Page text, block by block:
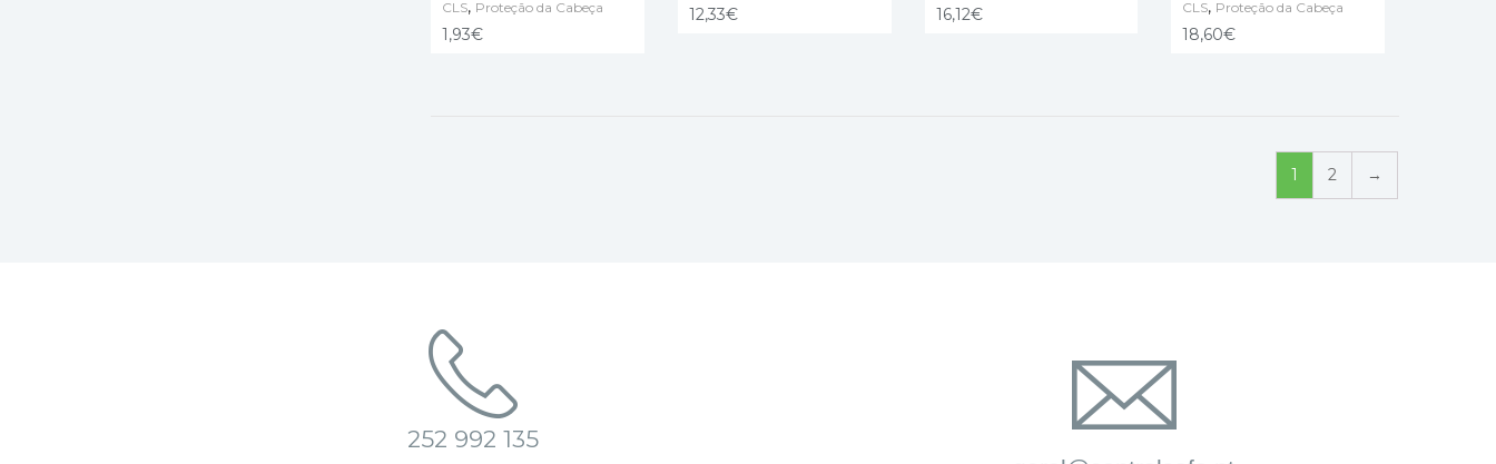
ADD TO CART
CLS, Proteção da Cabeça
1,93€
ADD TO CART
12,33€ ADD TO CART
16,12€ READ MORE
CLS, Proteção da Cabeça
18,60€
1 2 →
252 992 135